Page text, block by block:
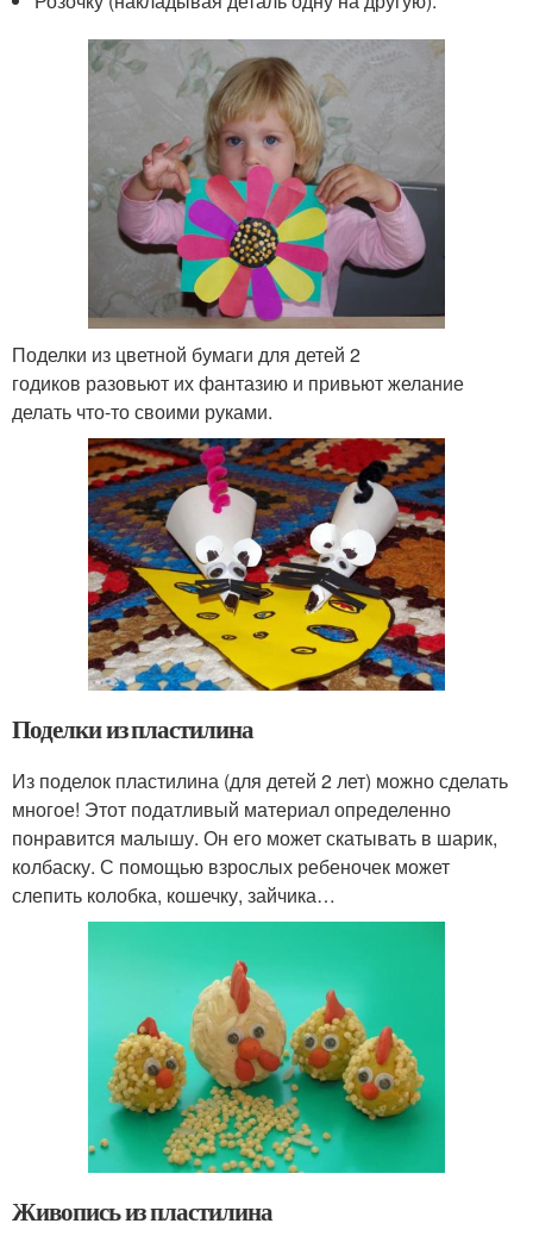
Поделки из цветной бумаги для детей 2
годиков разовьют их фантазию и привьют желание
делать что-то своими руками.
Поделки из пластилина
Из поделок пластилина (для детей 2 лет) можно сделать
многое! Этот податливый материал определенно
понравится малышу. Он его может скатывать в шарик,
колбаску. С помощью взрослых ребеночек может
слепить колобка, кошечку, зайчика…
Живопись из пластилина